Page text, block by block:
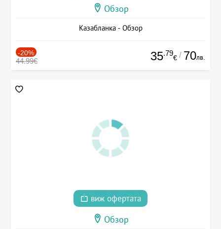
Обзор
Казабланка - Обзор
-20%
44.99€ 35.79
€ / 70лв.
виж офертата
Обзор